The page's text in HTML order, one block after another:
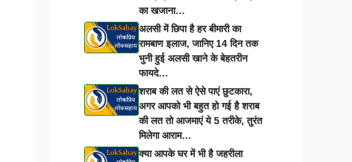
का खजाना…
अलसी में छिपा है हर बीमारी का
रामबाण इलाज, जानिए 14 दिन तक
भुनी हुई अलसी खाने के बेहतरीन
फायदे…
शराब की लत से ऐसे पाएं छुटकारा,
अगर आपको भी बहुत हो गई है शराब
की लत तो आजमाएं ये 5 तरीके, तुरंत
मिलेगा आराम…
क्या आपके घर में भी है जहरीला